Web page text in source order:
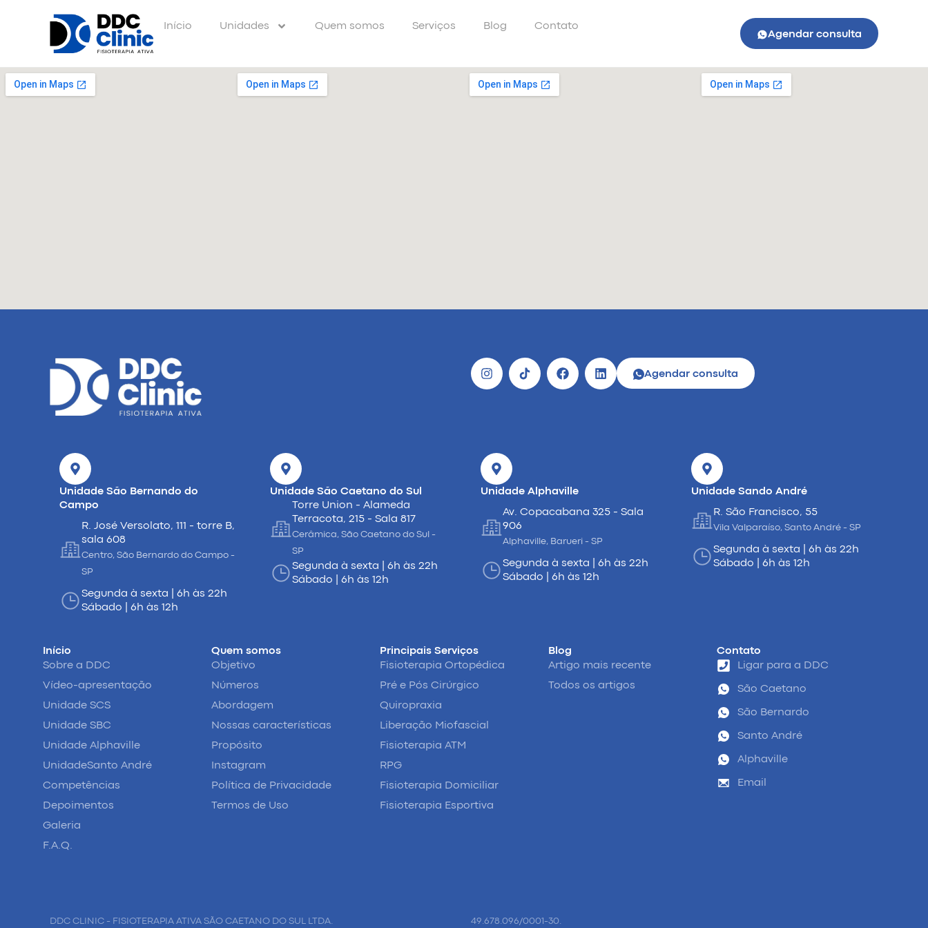
Início Unidades Quem somos Serviços Blog
Contato
Agendar consulta
Agendar consulta
Unidade São Bernando do
Campo
R. José Versolato, 111 - torre B,
sala 608
Centro, São Bernardo do Campo -
SP
Segunda à sexta | 6h às 22h
Sábado | 6h às 12h
Unidade São Caetano do Sul
Torre Union - Alameda
Terracota, 215 - Sala 817
Cerâmica, São Caetano do Sul -
SP
Segunda à sexta | 6h às 22h
Sábado | 6h às 12h
Unidade Alphaville
Av. Copacabana 325 - Sala
906
Alphaville, Barueri - SP
Segunda à sexta | 6h às 22h
Sábado | 6h às 12h
Unidade Sando André
R. São Francisco, 55
Vila Valparaíso, Santo André - SP
Segunda à sexta | 6h às 22h
Sábado | 6h às 12h
Início
Sobre a DDC
Vídeo-apresentação
Unidade SCS
Unidade SBC
Unidade Alphaville
UnidadeSanto André
Competências
Depoimentos
Galeria
F.A.Q.
Quem somos
Objetivo
Números
Abordagem
Nossas características
Propósito
Instagram
Política de Privacidade
Termos de Uso
Principais Serviços
Fisioterapia Ortopédica
Pré e Pós Cirúrgico
Quiropraxia
Liberação Miofascial
Fisioterapia ATM
RPG
Fisioterapia Domiciliar
Fisioterapia Esportiva
Blog
Artigo mais recente
Todos os artigos
Contato
Ligar para a DDC
São Caetano
São Bernardo
Santo André
Alphaville
Email
DDC CLINIC - FISIOTERAPIA ATIVA SÃO CAETANO DO SUL LTDA. 49.678.096/0001-30.